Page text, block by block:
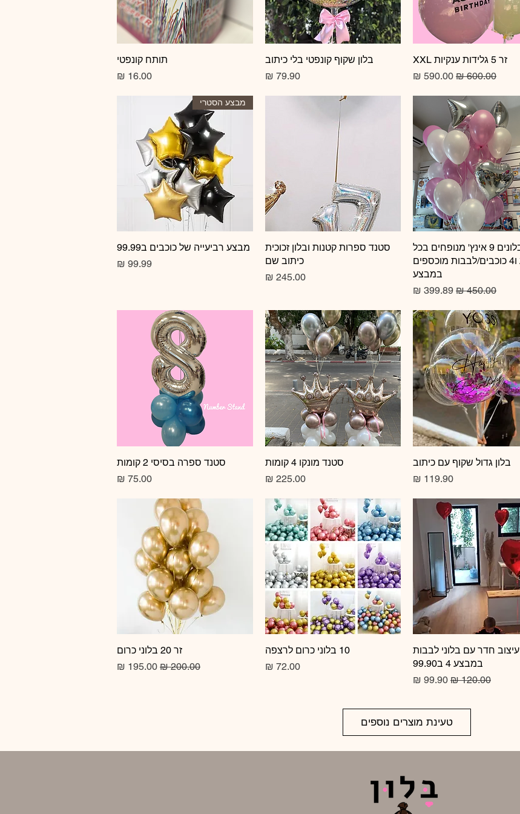
תצוגה מהירה
זר 5 גלידות ענקיות XXL
מחיר רגיל מחיר מבצע
תצוגה מהירה
בלון שקוף קונפטי בלי כיתוב
מחיר‏79.90 ‏₪
תצוגה מהירהתותח קונפטי
מחיר
תצוגה מהירה
30 בלונים 9 אינץ' מנופחים בכל
צבע ו4 כוכבים/לבבות מוכספים
במבצע
מחיר רגיל מחיר מבצע
תצוגה מהירה
סטנד ספרות קטנות ובלון זכוכית
כיתוב שם
מחיר‏245.00 ‏₪
תצוגה מהירה
מבצע הסטרי
מבצע רביעייה של כוכבים ב99.99
מחיר
תצוגה מהירה
בלון גדול שקוף עם כיתוב
מחיר
תצוגה מהירה
סטנד מונקו 4 קומות
מחיר‏225.00 ‏₪
תצוגה מהירה
סטנד ספרה בסיסי 2 קומות
מחיר
תצוגה מהירה
עיצוב חדר עם בלוני לבבות
במבצע 4 ב99.90
מחיר רגיל מחיר מבצע
תצוגה מהירה
10 בלוני כרום לרצפה
מחיר‏72.00 ‏₪
תצוגה מהירה
זר 20 בלוני כרום
מחיר רגיל מחיר מבצע
טעינת מוצרים נוספים